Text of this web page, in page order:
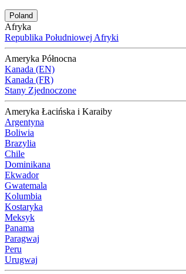
Poland
Afryka
Republika Południowej Afryki
Ameryka Północna
Kanada (EN)
Kanada (FR)
Stany Zjednoczone
Ameryka Łacińska i Karaiby
Argentyna
Boliwia
Brazylia
Chile
Dominikana
Ekwador
Gwatemala
Kolumbia
Kostaryka
Meksyk
Panama
Paragwaj
Peru
Urugwaj